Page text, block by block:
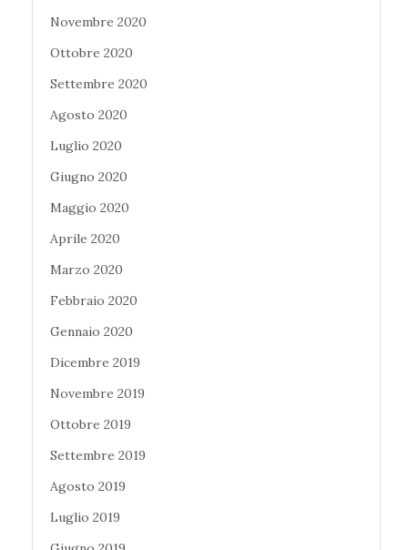
Novembre 2020
Ottobre 2020
Settembre 2020
Agosto 2020
Luglio 2020
Giugno 2020
Maggio 2020
Aprile 2020
Marzo 2020
Febbraio 2020
Gennaio 2020
Dicembre 2019
Novembre 2019
Ottobre 2019
Settembre 2019
Agosto 2019
Luglio 2019